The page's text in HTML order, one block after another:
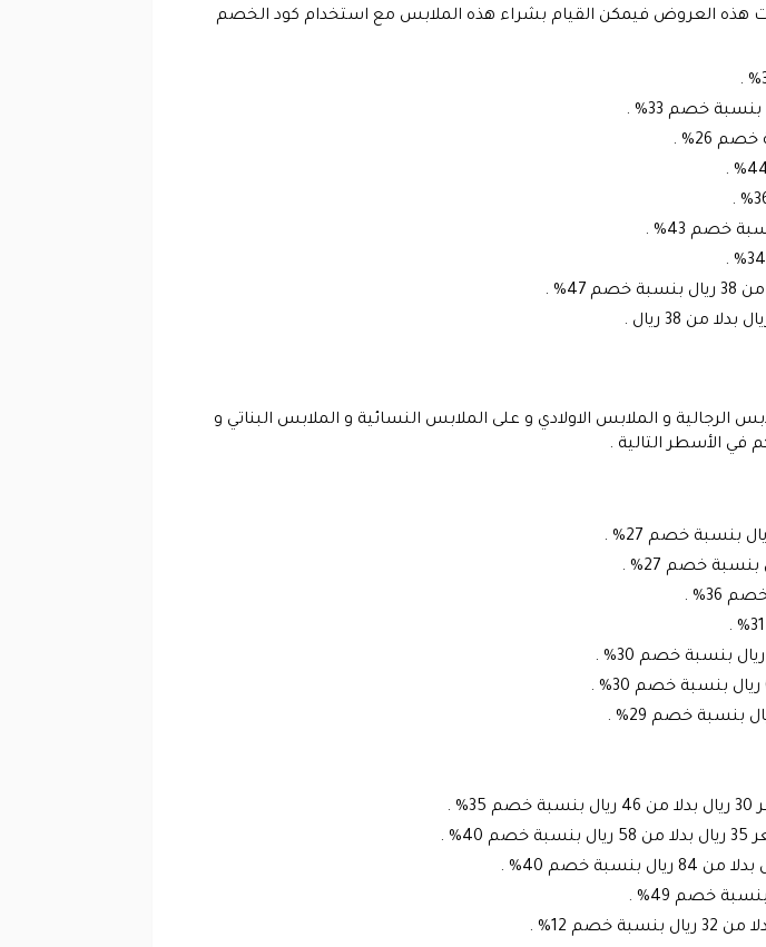
هذه العروض فيمكن القيام بشراء هذه الملابس مع استخدام كود الخصم
و الملابس الاولادي و على الملابس النسائية و الملابس البناتي و
الأسطر التالية .
.
.